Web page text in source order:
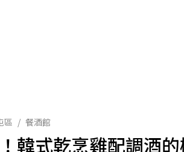
區 / 餐酒館
韓式乾烹雞配調酒